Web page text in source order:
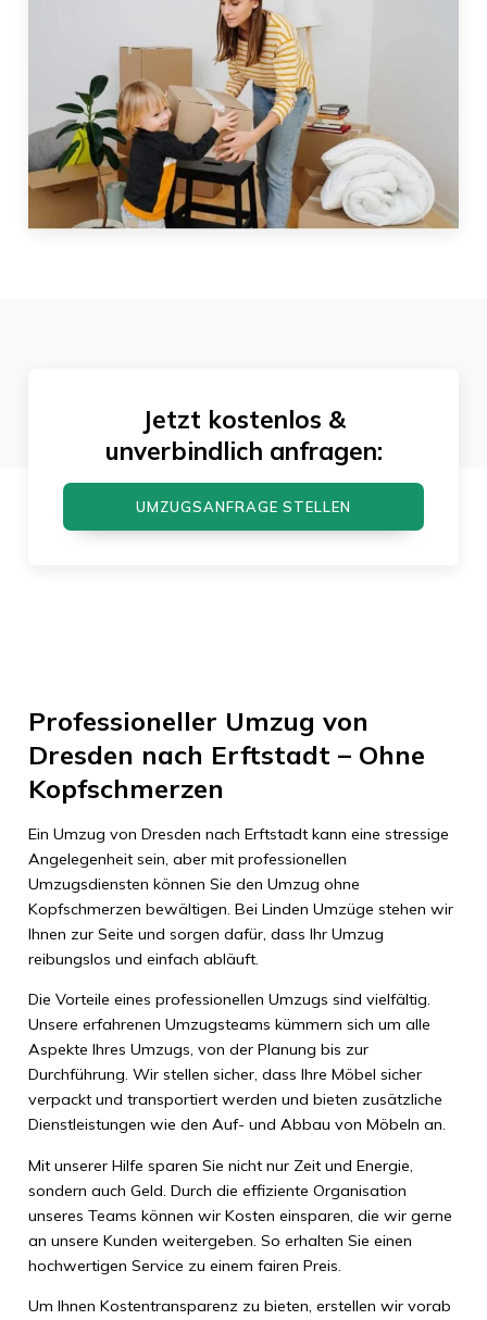
Jetzt kostenlos &
unverbindlich anfragen:
UMZUGSANFRAGE STELLEN
Professioneller Umzug von
Dresden nach Erftstadt – Ohne
Kopfschmerzen
Ein Umzug von Dresden nach Erftstadt kann eine stressige
Angelegenheit sein, aber mit professionellen
Umzugsdiensten können Sie den Umzug ohne
Kopfschmerzen bewältigen. Bei Linden Umzüge stehen wir
Ihnen zur Seite und sorgen dafür, dass Ihr Umzug
reibungslos und einfach abläuft.
Die Vorteile eines professionellen Umzugs sind vielfältig.
Unsere erfahrenen Umzugsteams kümmern sich um alle
Aspekte Ihres Umzugs, von der Planung bis zur
Durchführung. Wir stellen sicher, dass Ihre Möbel sicher
verpackt und transportiert werden und bieten zusätzliche
Dienstleistungen wie den Auf- und Abbau von Möbeln an.
Mit unserer Hilfe sparen Sie nicht nur Zeit und Energie,
sondern auch Geld. Durch die effiziente Organisation
unseres Teams können wir Kosten einsparen, die wir gerne
an unsere Kunden weitergeben. So erhalten Sie einen
hochwertigen Service zu einem fairen Preis.
Um Ihnen Kostentransparenz zu bieten, erstellen wir vorab